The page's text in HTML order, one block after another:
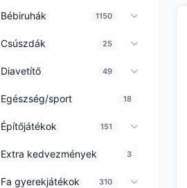
Bébiruhák 1150
Csúszdák 25
Diavetítő 49
Egészség/sport 18
Építőjátékok 151
Extra kedvezmények 3
Fa gyerekjátékok 310